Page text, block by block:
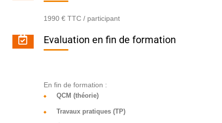
1990 € TTC / participant
Evaluation en fin de formation
En fin de formation :
QCM (théorie)
Travaux pratiques (TP)